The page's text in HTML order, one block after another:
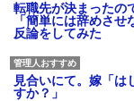
転職先が決まったの
「簡単には辞めさ
反論をしてみた
見合いにて。嫁「は
すか？」